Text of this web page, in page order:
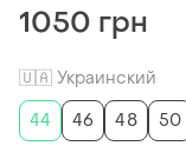
1050 грн
🇺🇦 Украинский
44
46 48 50